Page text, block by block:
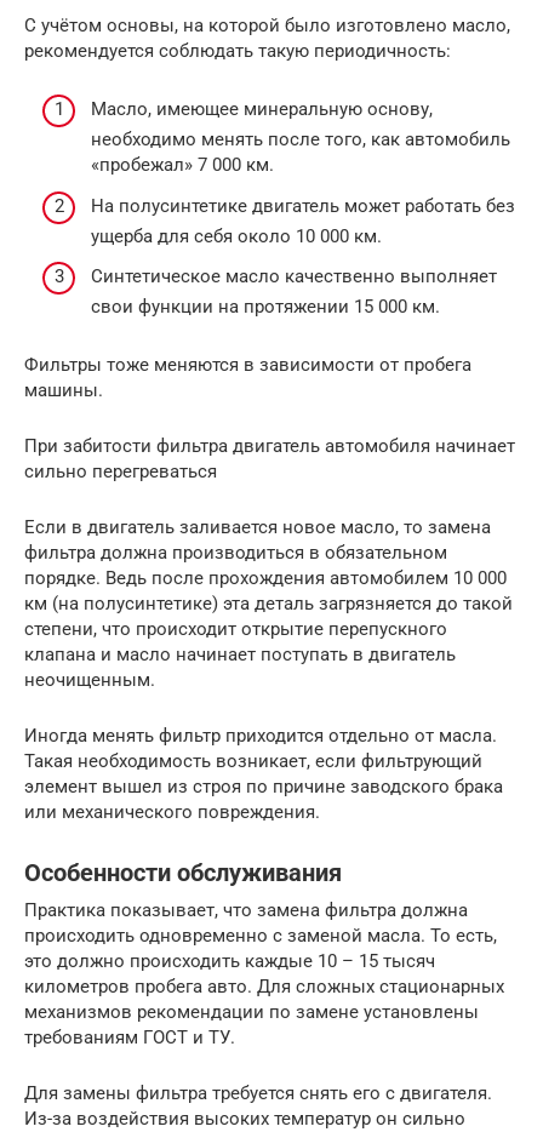
С учётом основы, на которой было изготовлено масло,
рекомендуется соблюдать такую периодичность:
Масло, имеющее минеральную основу,
необходимо менять после того, как автомобиль
«пробежал» 7 000 км.
На полусинтетике двигатель может работать без
ущерба для себя около 10 000 км.
Синтетическое масло качественно выполняет
свои функции на протяжении 15 000 км.
Фильтры тоже меняются в зависимости от пробега
машины.
При забитости фильтра двигатель автомобиля начинает
сильно перегреваться
Если в двигатель заливается новое масло, то замена
фильтра должна производиться в обязательном
порядке. Ведь после прохождения автомобилем 10 000
км (на полусинтетике) эта деталь загрязняется до такой
степени, что происходит открытие перепускного
клапана и масло начинает поступать в двигатель
неочищенным.
Иногда менять фильтр приходится отдельно от масла.
Такая необходимость возникает, если фильтрующий
элемент вышел из строя по причине заводского брака
или механического повреждения.
Особенности обслуживания
Практика показывает, что замена фильтра должна
происходить одновременно с заменой масла. То есть,
это должно происходить каждые 10 – 15 тысяч
километров пробега авто. Для сложных стационарных
механизмов рекомендации по замене установлены
требованиям ГОСТ и ТУ.
Для замены фильтра требуется снять его с двигателя.
Из-за воздействия высоких температур он сильно